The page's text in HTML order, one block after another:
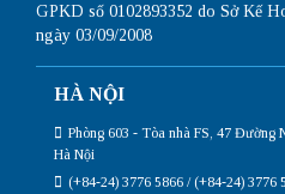
GPKD số 0102893352 do Sở Kế
ngày 03/09/2008
HÀ NỘI
Phòng 603 - Tòa nhà FS, 47 Đường
Hà Nội
(+84-24) 3776 5866 / (+84-24) 3776